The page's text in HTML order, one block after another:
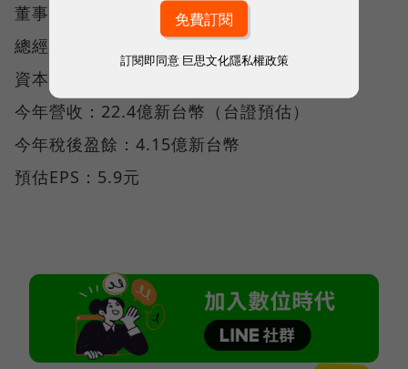
董事長：邰中和
總經理：謝叔亮
資本額：7.03億新台幣
今年營收：22.4億新台幣（台證預估）
今年稅後盈餘：4.15億新台幣
預估EPS：5.9元
訂閱即同意 巨思文化隱私權政策